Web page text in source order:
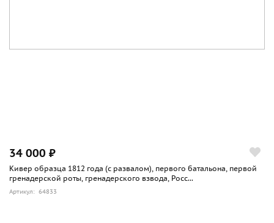
34 000 ₽
Кивер образца 1812 года (с развалом), первого батальона, первой
гренадерской роты, гренадерского взвода, Росс...
Артикул: 64833